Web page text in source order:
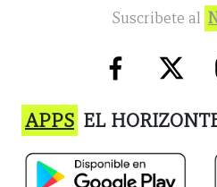
Suscribete al
APPS EL